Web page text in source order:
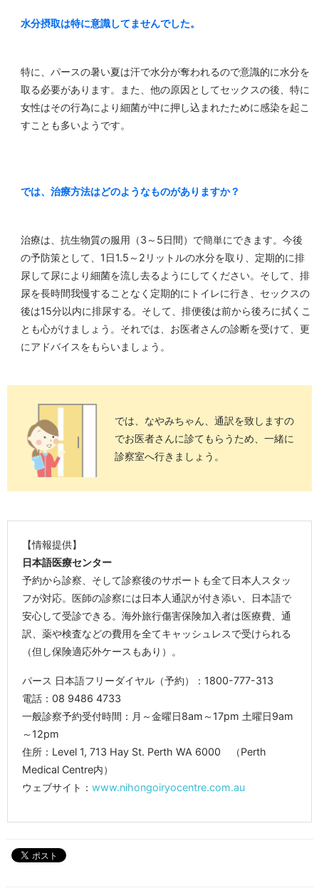
水分摂取は特に意識してませんでした。
特に、パースの暑い夏は汗で水分が奪われるので意識的に水分を
取る必要があります。また、他の原因としてセックスの後、特に
女性はその行為により細菌が中に押し込まれたために感染を起こ
すことも多いようです。
では、治療方法はどのようなものがありますか？
治療は、抗生物質の服用（3～5日間）で簡単にできます。今後
の予防策として、1日1.5～2リットルの水分を取り、定期的に排
尿して尿により細菌を流し去るようにしてください。そして、排
尿を長時間我慢することなく定期的にトイレに行き、セックスの
後は15分以内に排尿する。そして、排便後は前から後ろに拭くこ
とも心がけましょう。それでは、お医者さんの診断を受けて、更
にアドバイスをもらいましょう。
では、なやみちゃん、通訳を致しますの
でお医者さんに診てもらうため、一緒に
診察室へ行きましょう。
【情報提供】
日本語医療センター
予約から診察、そして診察後のサポートも全て日本人スタッ
フが対応。医師の診察には日本人通訳が付き添い、日本語で
安心して受診できる。海外旅行傷害保険加入者は医療費、通
訳、薬や検査などの費用を全てキャッシュレスで受けられる
（但し保険適応外ケースもあり）。
パース 日本語フリーダイヤル（予約）：1800-777-313
電話：08 9486 4733
一般診察予約受付時間：月～金曜日8am～17pm 土曜日9am
～12pm
住所：Level 1, 713 Hay St. Perth WA 6000 （Perth
Medical Centre内）
ウェブサイト： www.nihongoiryocentre.com.au